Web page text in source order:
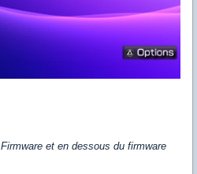
et en dessous du firmware